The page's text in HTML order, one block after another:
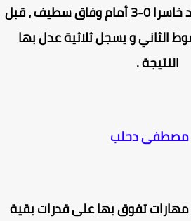
كان فريقه شباب بلوزداد خاسرا 0-3 أمام وفاق سطيف ، قبل
الثاني و يسجل ثلاثية عدل بها
النتيجة .
تفوق بها على قدرات بقية